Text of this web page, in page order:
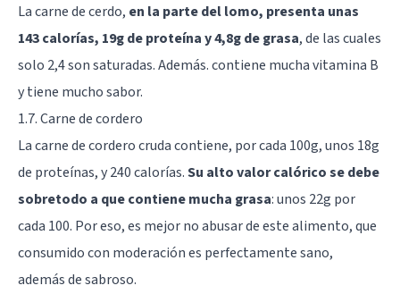
La carne de cerdo, en la parte del lomo, presenta unas
143 calorías, 19g de proteína y 4,8g de grasa, de las cuales
solo 2,4 son saturadas. Además. contiene mucha vitamina B
y tiene mucho sabor.
1.7. Carne de cordero
La carne de cordero cruda contiene, por cada 100g, unos 18g
de proteínas, y 240 calorías.Su alto valor calórico se debe
sobretodo a que contiene mucha grasa: unos 22g por
cada 100. Por eso, es mejor no abusar de este alimento, que
consumido con moderación es perfectamente sano,
además de sabroso.